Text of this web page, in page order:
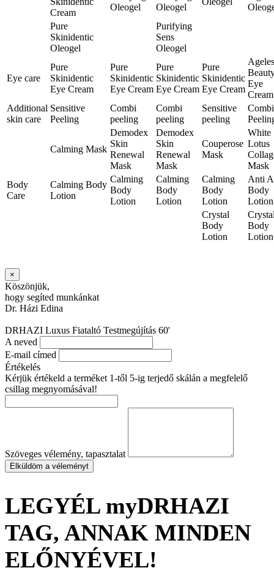
Cream
Oleogel
Oleogel
Pure
Skinidentic
Oleogel
Purifying
Sens
Oleogel
Eye care
Pure
Skinidentic
Eye Cream
Pure
Skinidentic
Eye Cream
Pure
Skinidentic
Eye Cream
Pure
Skinidentic
Eye Cream
Eye
Cream
Additional
skin care
Sensitive
Peeling
Combi
peeling
Combi
peeling
Sensitive
peeling
Combi
Calming Mask
Demodex
Skin
Renewal
Mask
Demodex
Skin
Renewal
Mask
Couperose
Mask
White
Lotus
Mask
Body
Care
Calming Body
Lotion
Calming
Body
Lotion
Calming
Body
Lotion
Calming
Body
Lotion
Anti
Body
Lotion
Crystal
Body
Lotion
Body
Lotion
×
Köszönjük,
hogy segíted munkánkat
Dr. Házi Edina
DRHAZI Luxus Fiataltó Testmegújítás 60'
A neved
E-mail címed
Értékelés
Kérjük értékeld a terméket 1-től 5-ig terjedő skálán a megfelelő
csillag megnyomásával!
Szöveges vélemény, tapasztalat
Elküldöm a véleményt
LEGYÉL myDRHAZI
TAG, ANNAK MINDEN
ELŐNYÉVEL!